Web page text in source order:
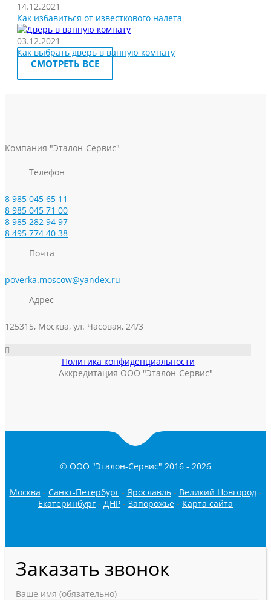
14.12.2021
Как избавиться от известкового налета
03.12.2021
Как выбрать дверь в ванную комнату
СМОТРЕТЬ ВСЕ
Компания "Эталон-Сервис"
Телефон
8 985 045 65 11
8 985 045 71 00
8 985 282 94 97
8 495 774 40 38
Почта
poverka.moscow@yandex.ru
Адрес
125315, Москва, ул. Часовая, 24/3
Политика конфиденциальности
Аккредитация ООО "Эталон-Сервис"
© ООО "Эталон-Сервис" 2016 - 2026
Москва - Санкт-Петербург- Ярославль- Великий Новгород-
Екатеринбург - ДНР - Запорожье - Карта сайта
Заказать звонок
Ваше имя (обязательно)